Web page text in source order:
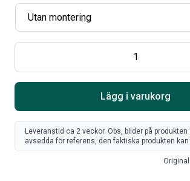
RAMBOX RAMSEAL
Välj alternativ
LACKSTIFT
PXJ
Artikelnr:
Lägg
Lägg i varukorg
Leveranstid ca 2 veckor. Obs, bilder på
avsedda för referens, den faktiska produkten kan